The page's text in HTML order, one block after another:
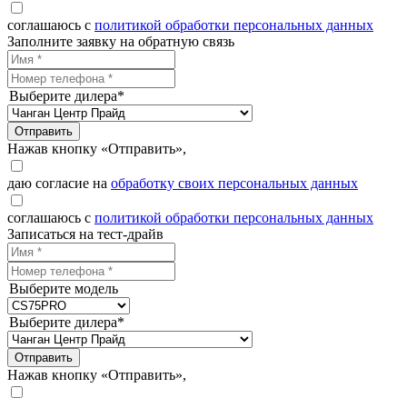
соглашаюсь с политикой обработки персональных данных
Заполните заявку на обратную связь
Выберите дилера*
Отправить
Нажав кнопку «Отправить»,
даю согласие на обработку своих персональных данных
соглашаюсь с политикой обработки персональных данных
Записаться на тест-драйв
Выберите модель
Выберите дилера*
Отправить
Нажав кнопку «Отправить»,